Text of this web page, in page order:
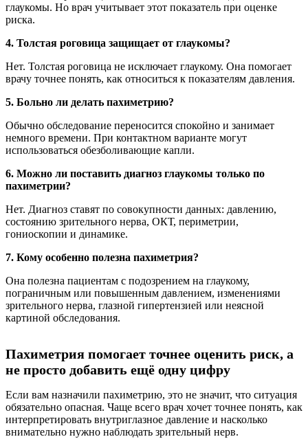
глаукомы. Но врач учитывает этот показатель при оценке
риска.
4. Толстая роговица защищает от глаукомы?
Нет. Толстая роговица не исключает глаукому. Она помогает
врачу точнее понять, как относиться к показателям давления.
5. Больно ли делать пахиметрию?
Обычно обследование переносится спокойно и занимает
немного времени. При контактном варианте могут
использоваться обезболивающие капли.
6. Можно ли поставить диагноз глаукомы только по
пахиметрии?
Нет. Диагноз ставят по совокупности данных: давлению,
состоянию зрительного нерва, ОКТ, периметрии,
гониоскопии и динамике.
7. Кому особенно полезна пахиметрия?
Она полезна пациентам с подозрением на глаукому,
пограничным или повышенным давлением, изменениями
зрительного нерва, глазной гипертензией или неясной
картиной обследования.
Пахиметрия помогает точнее оценить риск, а
не просто добавить ещё одну цифру
Если вам назначили пахиметрию, это не значит, что ситуация
обязательно опасная. Чаще всего врач хочет точнее понять, как
интерпретировать внутриглазное давление и насколько
внимательно нужно наблюдать зрительный нерв.